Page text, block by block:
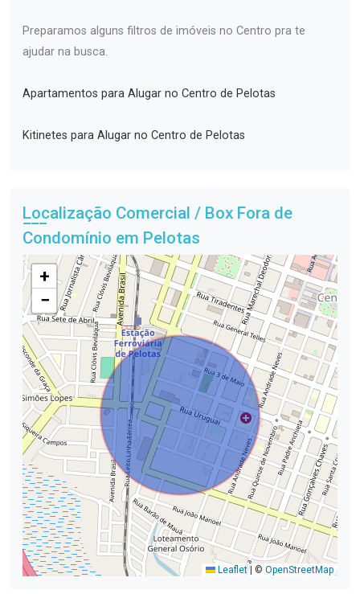
Preparamos alguns filtros de imóveis no Centro pra te
ajudar na busca.
Apartamentos para Alugar no Centro de Pelotas
Kitinetes para Alugar no Centro de Pelotas
Localização Comercial / Box Fora de
Condomínio em Pelotas
+
−
Leaflet © OpenStreetMap